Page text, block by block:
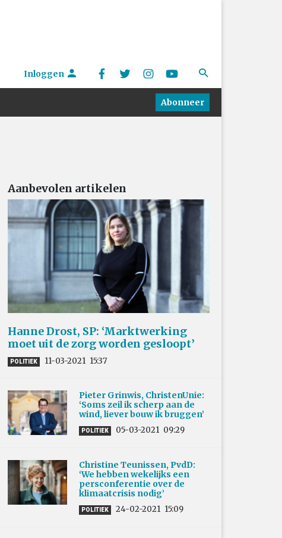
Inloggen
Abonneer
Aanbevolen artikelen
Hanne Drost, SP: ‘Marktwerking
moet uit de zorg worden gesloopt’
POLITIEK 11-03-2021 15:37
Pieter Grinwis, ChristenUnie:
‘Soms zeil ik scherp aan de
wind, liever bouw ik bruggen’
POLITIEK 05-03-2021 09:29
Christine Teunissen, PvdD:
‘We hebben wekelijks een
persconferentie over de
klimaatcrisis nodig’
POLITIEK 24-02-2021 15:09